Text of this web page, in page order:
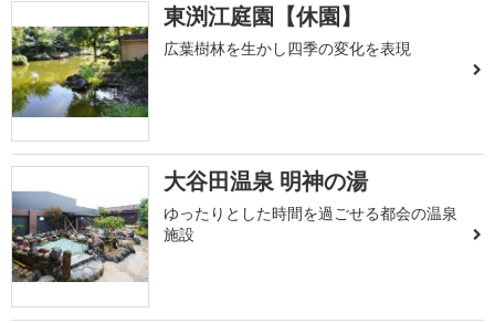
東渕江庭園【休園】
広葉樹林を生かし四季の変化を表現
大谷田温泉 明神の湯
ゆったりとした時間を過ごせる都会の温泉
施設